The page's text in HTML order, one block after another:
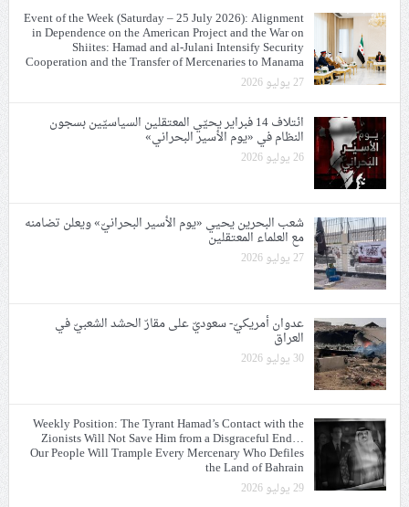
Event of the Week (Saturday – 25 July 2026): Alignment
in Dependence on the American Project and the War on
Shiites: Hamad and al-Julani Intensify Security
Cooperation and the Transfer of Mercenaries to Manama
27 يوليو 2026
ائتلاف 14 فبراير يحيّي المعتقلين السياسيّين بسجون
النظام في «يوم الأسير البحراني»
26 يوليو 2026
شعب البحرين يحيي «يوم الأسير البحرانيّ» ويعلن تضامنه
مع العلماء المعتقلين
27 يوليو 2026
عدوان أمريكيّ- سعوديّ على مقارّ الحشد الشعبيّ في
العراق
30 يوليو 2026
Weekly Position: The Tyrant Hamad’s Contact with the
Zionists Will Not Save Him from a Disgraceful End…
Our People Will Trample Every Mercenary Who Defiles
the Land of Bahrain
29 يوليو 2026